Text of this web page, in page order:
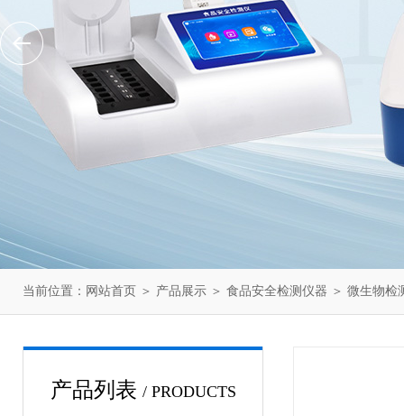
当前位置： 网站首页 ＞ 产品展示 ＞ 食品安全检测仪器 ＞ 微生物检
产品列表 / PRODUCTS